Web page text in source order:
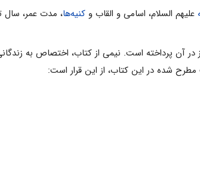
علیهم السلام، اسامی و القاب و کنیه‌ها، مدت عمر، سال
آن پرداخته است. نيمى از كتاب، اختصاص به
شده در اين كتاب، از اين قرار است: